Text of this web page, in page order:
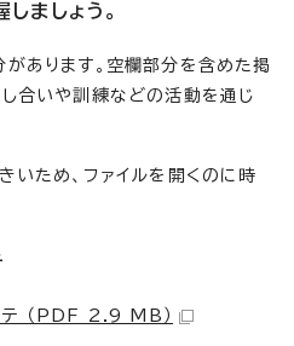
ましょう。
あります。空欄部分を含めた掲
合いや訓練などの活動を通じ
いため、ファイルを開くのに時
（PDF 2.9 MB）